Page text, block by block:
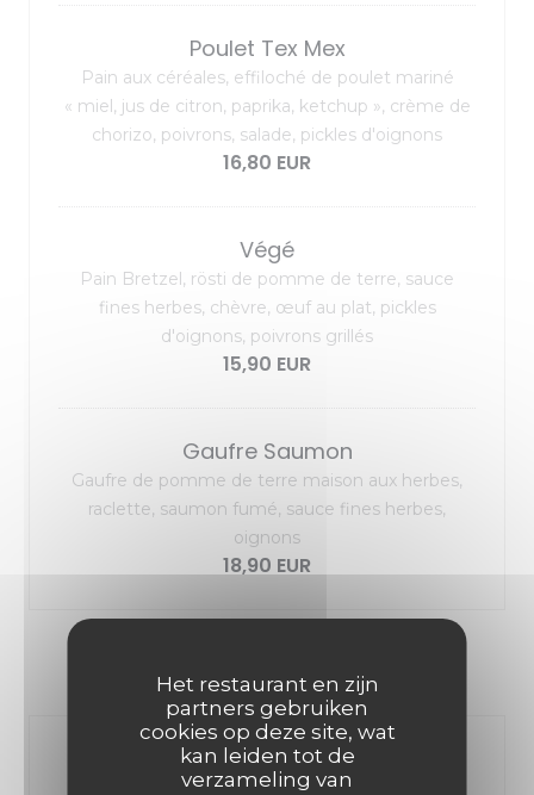
Het restaurant en zijn
partners gebruiken
cookies op deze site, wat
kan leiden tot de
verzameling van
Poulet Tex Mex
Pain aux céréales, effiloché de poulet mariné
« miel, jus de citron, paprika, ketchup », crème de
chorizo, poivrons, salade, pickles d'oignons
16,80 EUR
Végé
Pain Bretzel, rösti de pomme de terre, sauce
fines herbes, chèvre, œuf au plat, pickles
d'oignons, poivrons grillés
15,90 EUR
Gaufre Saumon
Gaufre de pomme de terre maison aux herbes,
raclette, saumon fumé, sauce fines herbes,
oignons
18,90 EUR
MENU RAPIDO « uniquement le
midi semaine »